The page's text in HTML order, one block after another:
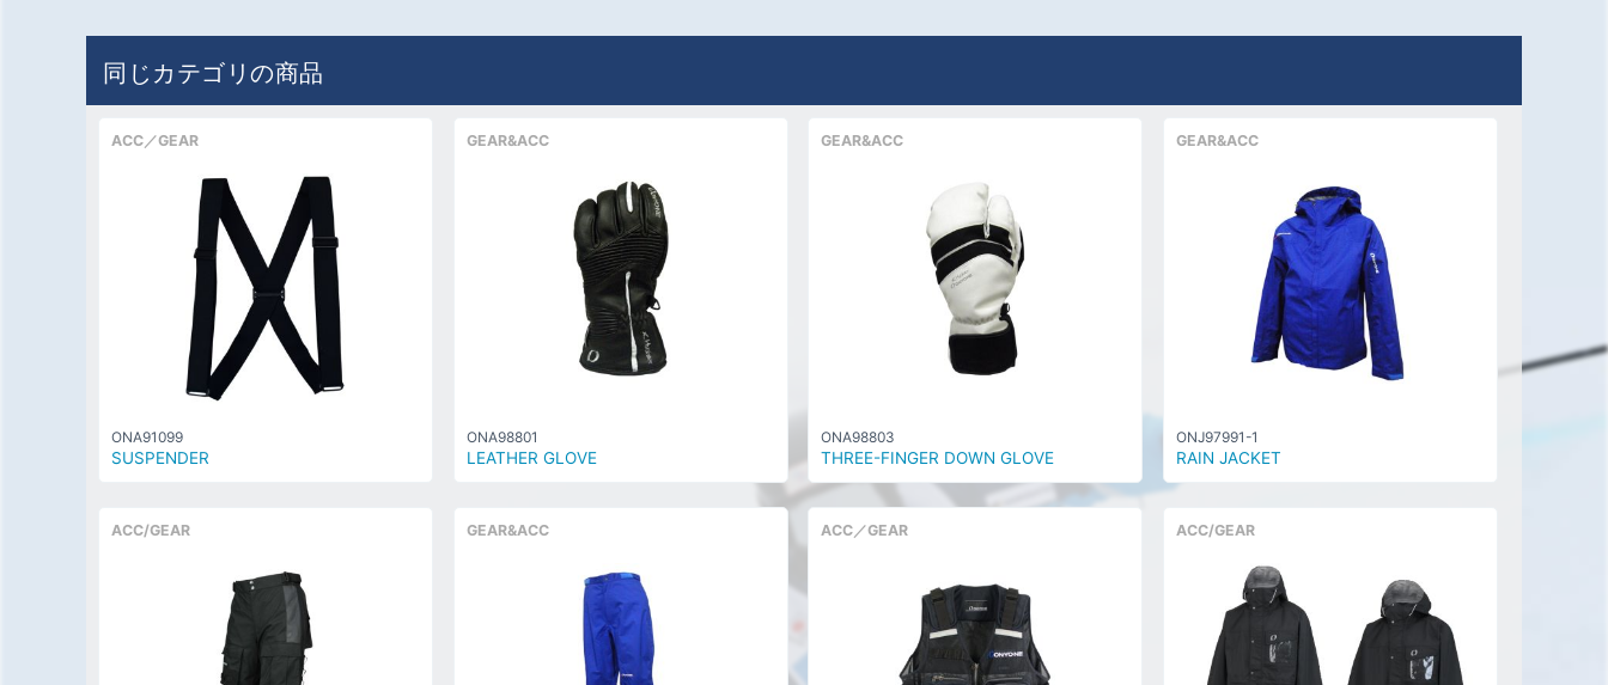
同じカテゴリの商品
ACC／GEAR
ONA91099
SUSPENDER
GEAR&ACC
ONA98801
LEATHER GLOVE
GEAR&ACC
ONA98803
THREE-FINGER DOWN GLOVE
GEAR&ACC
ONJ97991-1
RAIN JACKET
ACC/GEAR GEAR&ACC ACC／GEAR ACC/GEAR